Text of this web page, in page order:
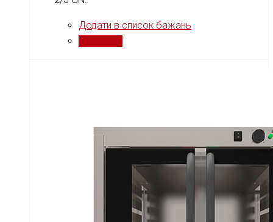
Додати в список бажань